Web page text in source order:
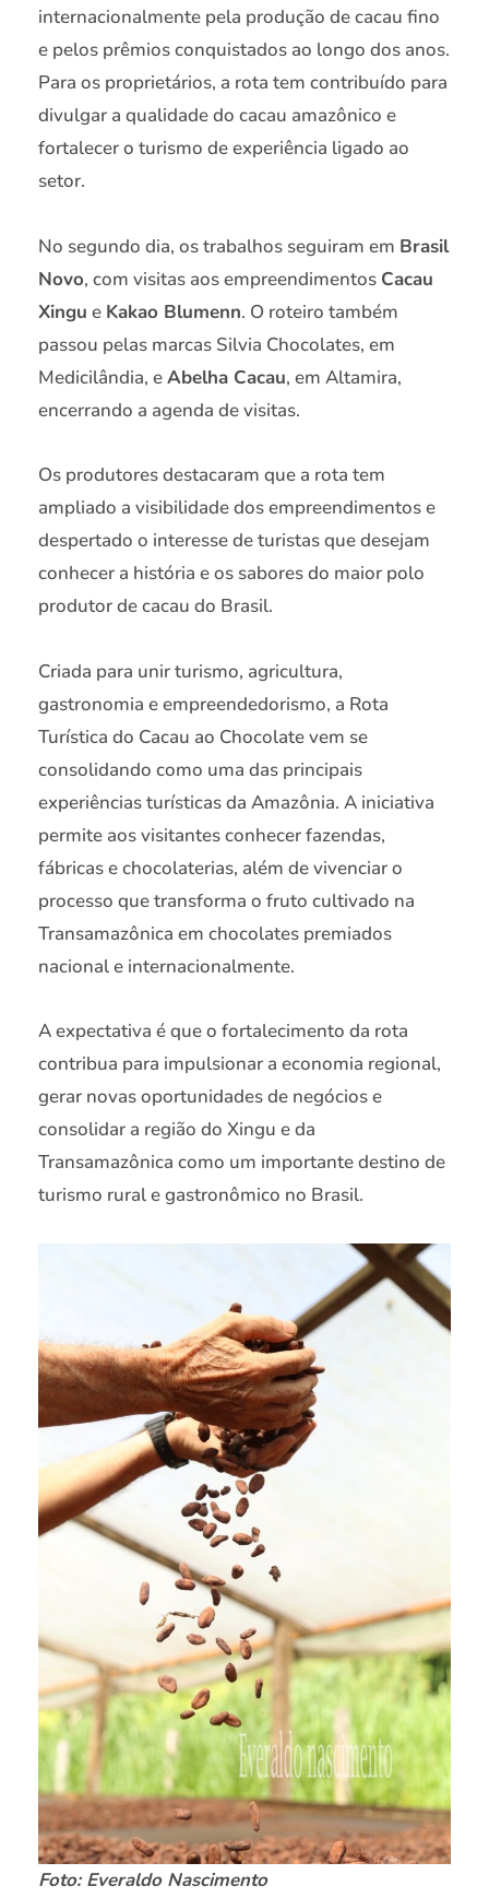
internacionalmente pela produção de cacau fino
e pelos prêmios conquistados ao longo dos anos.
Para os proprietários, a rota tem contribuído para
divulgar a qualidade do cacau amazônico e
fortalecer o turismo de experiência ligado ao
setor.
No segundo dia, os trabalhos seguiram em Brasil
Novo, com visitas aos empreendimentos Cacau
Xingu e Kakao Blumenn. O roteiro também
passou pelas marcas Silvia Chocolates, em
Medicilândia, eAbelha Cacau, em Altamira,
encerrando a agenda de visitas.
Os produtores destacaram que a rota tem
ampliado a visibilidade dos empreendimentos e
despertado o interesse de turistas que desejam
conhecer a história e os sabores do maior polo
produtor de cacau do Brasil.
Criada para unir turismo, agricultura,
gastronomia e empreendedorismo, a Rota
Turística do Cacau ao Chocolate vem se
consolidando como uma das principais
experiências turísticas da Amazônia. A iniciativa
permite aos visitantes conhecer fazendas,
fábricas e chocolaterias, além de vivenciar o
processo que transforma o fruto cultivado na
Transamazônica em chocolates premiados
nacional e internacionalmente.
A expectativa é que o fortalecimento da rota
contribua para impulsionar a economia regional,
gerar novas oportunidades de negócios e
consolidar a região do Xingu e da
Transamazônica como um importante destino de
turismo rural e gastronômico no Brasil.
Foto: Everaldo Nascimento